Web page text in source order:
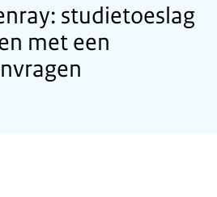
studietoeslag
met een